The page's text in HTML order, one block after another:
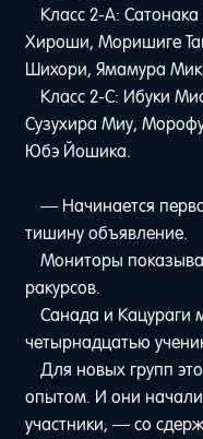
Класс 2-A: Сатонака
Хироши, Моришиге
Шихори, Ямамура
Класс 2-C: Ибуки
Сузухира Миу,
Юбэ Йошика.
— Начинается
тишину объявление.
Мониторы
ракурсов.
Санада и Кацураги
четырнадцатью
Для новых групп
опытом. И они
участники, — со